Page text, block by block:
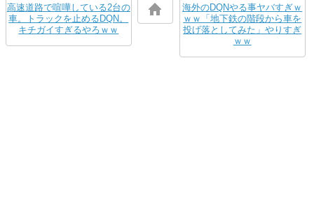
高速道路で喧嘩している2台の
車。トラックを止めるDQN。
キチガイすぎるやろｗｗ
海外のDQNやる事ヤバすぎｗ
ｗｗ「地下鉄の階段から車を
投げ落としてみた」やりすぎ
ｗｗ